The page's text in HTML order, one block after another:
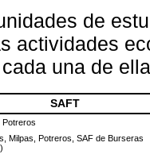
de
actividades
una de
SAFT
Potreros
Milpas, Potreros, SAF de Burseras